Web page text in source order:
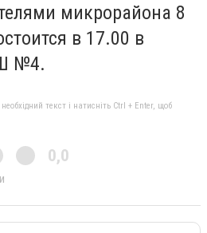
микрорайона 8
в 17.00 в
№4.
текст і натисніть Ctrl + Enter, щоб
0,0